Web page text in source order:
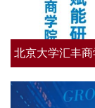
北京大学汇丰